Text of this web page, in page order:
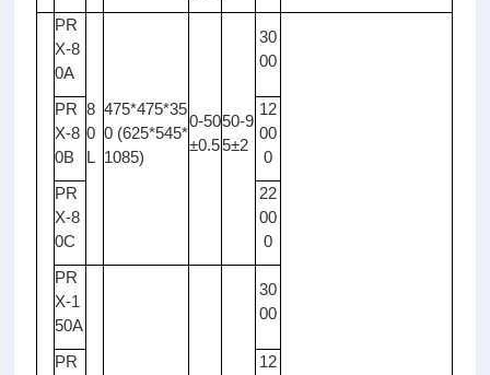
PR
X-8
0A
8
0
L
475*475*35
0 (625*545*
1085)
0-50
±0.5
50-9
5±2
30
00
PR
X-8
0B
12
00
0
PR
X-8
0C
22
00
0
PR
X-1
50A
30
00
PR
12